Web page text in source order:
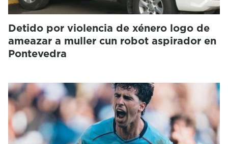
Detido por violencia de xénero logo de
ameazar a muller cun robot aspirador en
Pontevedra